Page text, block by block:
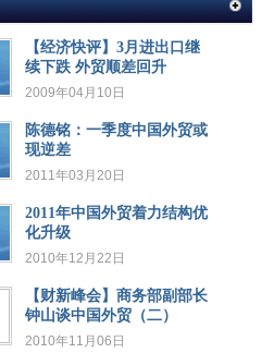
【经济快评】3月进出口继
续下跌 外贸顺差回升
2009年04月10日
陈德铭：一季度中国外贸或
现逆差
2011年03月20日
2011年中国外贸着力结构优
化升级
2010年12月22日
【财新峰会】商务部副部长
钟山谈中国外贸（二）
2010年11月06日